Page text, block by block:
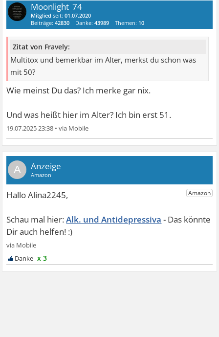
Moonlight_74
Mitglied seit:01.07.2020
Beiträge:42830 Danke:43989 Themen: 10
Zitat von Fravely:
Multitox und bemerkbar im Alter, merkst du schon was
mit 50?
Wie meinst Du das? Ich merke gar nix.
Und was heißt hier im Alter? Ich bin erst 51.
19.07.2025 23:38 •
A
Alk. und Antidepressiva
x 3